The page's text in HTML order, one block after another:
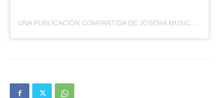
UNA PUBLICACIÓN COMPARTIDA DE JOSEMA MUSIC (@JOSEMAMUSICPY)